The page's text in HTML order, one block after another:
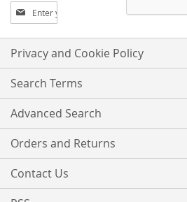
Sign
Up
for
Our
Newsletter:
Privacy and Cookie Policy
Search Terms
Advanced Search
Orders and Returns
Contact Us